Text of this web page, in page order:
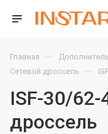
Главная —
Сетевой дроссель —
ISF-30/62-
дроссель